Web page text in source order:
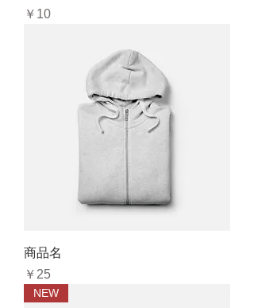
価格
￥10
商品名
価格
￥25
NEW